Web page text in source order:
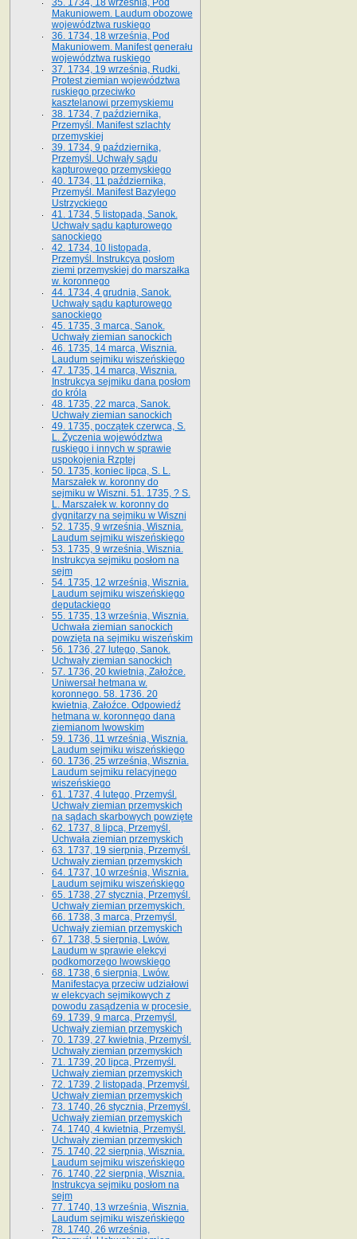
35. 1734, 18 września, Pod
Makuniowem. Laudum obozowe
województwa ruskiego
36. 1734, 18 września, Pod
Makuniowem. Manifest generału
województwa ruskiego
37. 1734, 19 września, Rudki.
Protest ziemian województwa
ruskiego przeciwko
kasztelanowi przemyskiemu
38. 1734, 7 października,
Przemyśl. Manifest szlachty
przemyskiej
39. 1734, 9 października,
Przemyśl. Uchwały sądu
kapturowego przemyskiego
40. 1734, 11 października,
Przemyśl. Manifest Bazylego
Ustrzyckiego
41. 1734, 5 listopada, Sanok.
Uchwały sądu kapturowego
sanockiego
42. 1734, 10 listopada,
Przemyśl. Instrukcya posłom
ziemi przemyskiej do marszałka
w. koronnego
44. 1734, 4 grudnia, Sanok.
Uchwały sądu kapturowego
sanockiego
45. 1735, 3 marca, Sanok.
Uchwały ziemian sanockich
46. 1735, 14 marca, Wisznia.
Laudum sejmiku wiszeńskiego
47. 1735, 14 marca, Wisznia.
Instrukcya sejmiku dana posłom
do króla
48. 1735, 22 marca, Sanok.
Uchwały ziemian sanockich
49. 1735, początek czerwca, S.
L. Życzenia województwa
ruskiego i innych w sprawie
uspokojenia Rzptej
50. 1735, koniec lipca, S. L.
Marszałek w. koronny do
sejmiku w Wiszni. 51. 1735, ? S.
L. Marszałek w. koronny do
dygnitarzy na sejmiku w Wiszni
52. 1735, 9 września, Wisznia.
Laudum sejmiku wiszeńskiego
53. 1735, 9 września, Wisznia.
Instrukcya sejmiku posłom na
sejm
54. 1735, 12 września, Wisznia.
Laudum sejmiku wiszeńskiego
deputackiego
55. 1735, 13 września, Wisznia.
Uchwała ziemian sanockich
powzięta na sejmiku wiszeńskim
56. 1736, 27 lutego, Sanok.
Uchwały ziemian sanockich
57. 1736, 20 kwietnia, Załoźce.
Uniwersał hetmana w.
koronnego. 58. 1736. 20
kwietnia, Załoźce. Odpowiedź
hetmana w. koronnego dana
ziemianom lwowskim
59. 1736, 11 września, Wisznia.
Laudum sejmiku wiszeńskiego
60. 1736, 25 września, Wisznia.
Laudum sejmiku relacyjnego
wiszeńskiego
61. 1737, 4 lutego, Przemyśl.
Uchwały ziemian przemyskich
na sądach skarbowych powzięte
62. 1737, 8 lipca, Przemyśl.
Uchwała ziemian przemyskich
63. 1737, 19 sierpnia, Przemyśl.
Uchwały ziemian przemyskich
64. 1737, 10 września, Wisznia.
Laudum sejmiku wiszeńskiego
65. 1738, 27 stycznia, Przemyśl.
Uchwały ziemian przemyskich­­.
66. 1738, 3 marca, Przemyśl.
Uchwały ziemian przemyskich­
67. 1738, 5 sierpnia, Lwów.
Laudum w sprawie elekcyi
podkomorzego lwowskiego
68. 1738, 6 sierpnia, Lwów.
Manifestacya przeciw udziałowi
w elekcyach sejmikowych z
powodu zasądzenia w procesie.
69. 1739, 9 marca, Przemyśl.
Uchwały ziemian przemyskich
70. 1739, 27 kwietnia, Przemyśl.
Uchwały ziemian przemyskich
71. 1739, 20 lipca, Przemyśl.
Uchwały ziemian przemyskich
72. 1739, 2 listopada, Przemyśl.
Uchwały ziemian przemyskich
73. 1740, 26 stycznia, Przemyśl.
Uchwały ziemian przemyskich
74. 1740, 4 kwietnia, Przemyśl.
Uchwały ziemian przemyskich
75. 1740, 22 sierpnia, Wisznia.
Laudum sejmiku wiszeńskiego
76. 1740, 22 sierpnia, Wisznia.
Instrukcya sejmiku posłom na
sejm
77. 1740, 13 września, Wisznia.
Laudum sejmiku wiszeńskiego
78. 1740, 26 września,